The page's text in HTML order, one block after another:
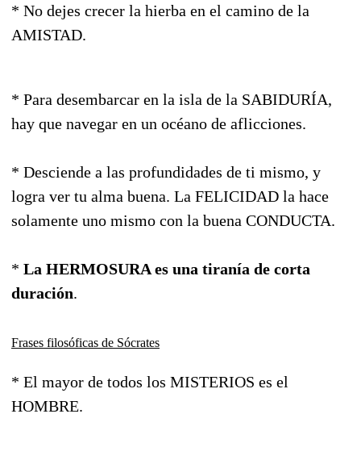
* No dejes crecer la hierba en el camino de la
AMISTAD.
* Para desembarcar en la isla de la SABIDURÍA,
hay que navegar en un océano de aflicciones.
* Desciende a las profundidades de ti mismo, y
logra ver tu alma buena. La FELICIDAD la hace
solamente uno mismo con la buena CONDUCTA.
* La HERMOSURA es una tiranía de corta
duración.
Frases filosóficas de Sócrates
* El mayor de todos los MISTERIOS es el
HOMBRE.